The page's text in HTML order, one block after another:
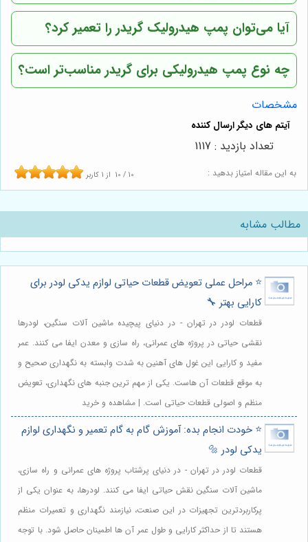
آیا می‌توان پمپ هیدرولیک گریدر را تعمیر کرد؟
چه نوع پمپ هیدرولیکی برای گریدر مناسب‌تر است؟
مشخصات
به این مقاله امتیاز بدهید : 10 / 10 از 1 کاربر
تعداد بازدید : 1117
مطالب مشابه
⭐️ مراحل عملی تعویض قطعات حیاتی لوازم یدکی لودر برای
کارایی بهتر 🔧
قطعات لودر در تهران - در دنیای پیچیده ماشین آلات سنگین، لودرها
نقشی حیاتی در پروژه های عمرانی، راه سازی و معدن ایفا می کنند. عمر
مفید و کارایی این غول های آهنین به شدت وابسته به نگهداری صحیح و
به موقع قطعات آن هاست. یکی از مهم ترین جنبه های نگهداری، تعویض
منظم و اصولی قطعات حیاتی است. | مشاهده و خرید
⭐️ خودت انجام بده: آموزش گام به گام تعمیر و نگهداری لوازم
یدکی لودر 🔩
قطعات لودر در تهران - در دنیای پرشتاب پروژه های عمرانی و راه سازی،
ماشین آلات سنگین نقش حیاتی ایفا می کنند. لودرها، به عنوان یکی از
پرکاربردترین تجهیزات در این صنعت، نیازمند نگهداری و تعمیرات منظم
هستند تا از حداکثر کارایی و طول عمر آن ها اطمینان حاصل شود. با توجه